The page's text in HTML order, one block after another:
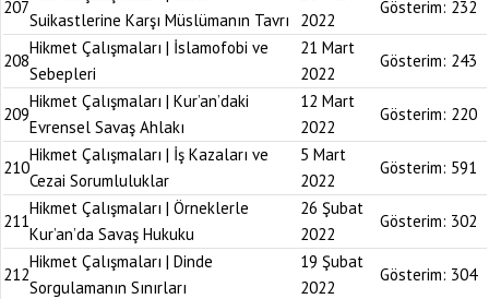
207
Suikastlerine Karşı Müslümanın Tavrı
2022
Gösterim: 232
208
Hikmet Çalışmaları | İslamofobi ve
Sebepleri
21 Mart
2022
Gösterim: 243
209
Hikmet Çalışmaları | Kur’an’daki
Evrensel Savaş Ahlakı
12 Mart
2022
Gösterim: 220
210
Hikmet Çalışmaları | İş Kazaları ve
Cezai Sorumluluklar
5 Mart
2022
Gösterim: 591
211
Hikmet Çalışmaları | Örneklerle
Kur’an’da Savaş Hukuku
26 Şubat
2022
Gösterim: 302
212
Hikmet Çalışmaları | Dinde
Sorgulamanın Sınırları
19 Şubat
2022
Gösterim: 304